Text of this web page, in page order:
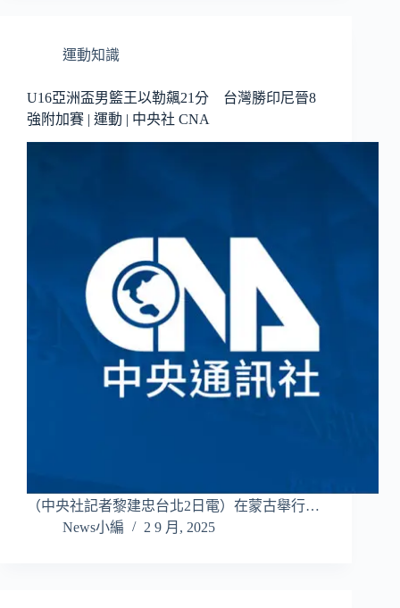
運動知識
U16亞洲盃男籃王以勒飆21分 台灣勝印尼晉8
強附加賽 | 運動 | 中央社 CNA
（中央社記者黎建忠台北2日電）在蒙古舉行…
News小編
2 9 月, 2025